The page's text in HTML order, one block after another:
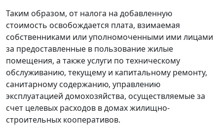
Таким образом, от налога на добавленную
стоимость освобождается плата, взимаемая
собственниками или уполномоченными ими лицами
за предоставленные в пользование жилые
помещения, а также услуги по техническому
обслуживанию, текущему и капитальному ремонту,
санитарному содержанию, управлению
эксплуатацией домохозяйства, осуществляемые за
счет целевых расходов в домах жилищно-
строительных кооперативов.